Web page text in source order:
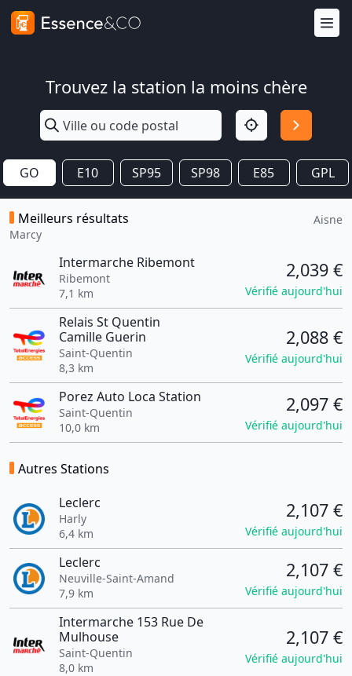
Trouvez la station la moins chère
GO E10 SP95 SP98 E85 GPL
Meilleurs résultats
Marcy
Aisne
Intermarche Ribemont
Ribemont
7,1 km
2,039 €
Vérifié aujourd'hui
Relais St Quentin
Camille Guerin
Saint-Quentin
8,3 km
2,088 €
Vérifié aujourd'hui
Porez Auto Loca Station
Saint-Quentin
10,0 km
2,097 €
Vérifié aujourd'hui
Autres Stations
Leclerc
Harly
6,4 km
2,107 €
Vérifié aujourd'hui
Leclerc
Neuville-Saint-Amand
7,9 km
2,107 €
Vérifié aujourd'hui
Intermarche 153 Rue De
Mulhouse
Saint-Quentin
8,0 km
2,107 €
Vérifié aujourd'hui